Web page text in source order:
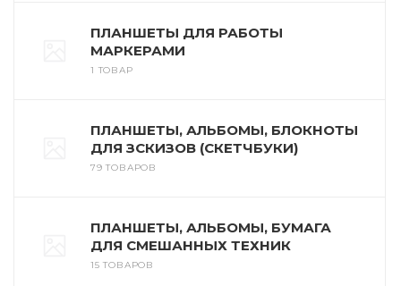
ПЛАНШЕТЫ ДЛЯ РАБОТЫ
МАРКЕРАМИ
1 ТОВАР
ПЛАНШЕТЫ, АЛЬБОМЫ, БЛОКНОТЫ
ДЛЯ ЗСКИЗОВ (СКЕТЧБУКИ)
79 ТОВАРОВ
ПЛАНШЕТЫ, АЛЬБОМЫ, БУМАГА
ДЛЯ СМЕШАННЫХ ТЕХНИК
15 ТОВАРОВ